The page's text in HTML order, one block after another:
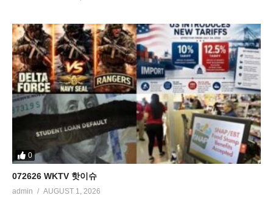
0
072626 WKTV 핫이슈
admin AUGUST 1, 2026